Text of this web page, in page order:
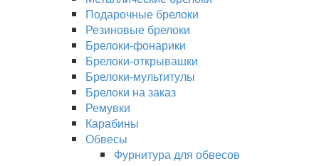
Подарочные брелоки
Резиновые брелоки
Брелоки-фонарики
Брелоки-открывашки
Брелоки-мультитулы
Брелоки на заказ
Ремувки
Карабины
Обвесы
Фурнитура для обвесов